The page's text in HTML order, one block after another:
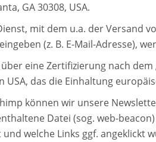
GA 30308, USA.
mit dem u.a. der Versand
(z. B. E-Mail-Adresse),
eine Zertifizierung nach dem
USA, das die Einhaltung
können wir unsere
Datei (sog. web-
welche Links ggf. angeklickt